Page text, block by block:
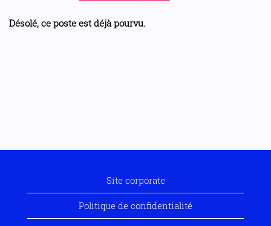
Désolé, ce poste est déjà pourvu.
Site corporate
Politique de confidentialité